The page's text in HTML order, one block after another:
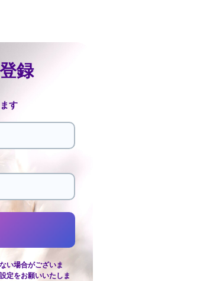
録
す
い場合がございま
定をお願いいたしま